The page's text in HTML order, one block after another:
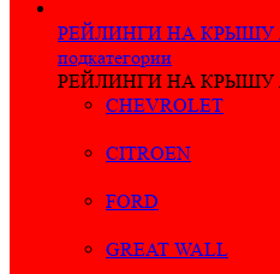
РЕЙЛИНГИ НА
подкатегории
РЕЙЛИНГИ НА
CHEVROLET
CITROEN
FORD
GREAT WALL